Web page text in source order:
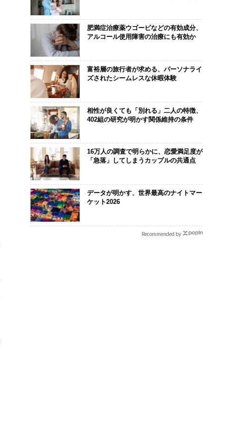
肥満症治療薬ウゴービなどの有効成分、
アルコール使用障害の治療にも有効か
富裕層の旅行者が求める、パーソナライ
ズされたシームレスな休暇体験
相性が良くても「別れる」二人の特徴、
402組の研究が明かす関係維持の条件
16万人の調査で明らかに、恋愛満足度が
「急落」してしまうカップルの共通点
データが明かす、世界最高のナイトマー
ケット2026
Recommended by